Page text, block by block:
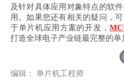
及针对具体应用对象特点的软
用。如果您还有相关的疑问，
于单片机应用方案的开发，
打造全球电子产业链最完整的单
编辑： 单片机工程师